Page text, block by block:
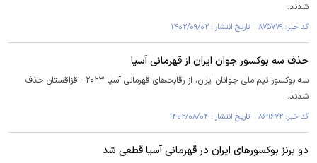
شدند.
کد خبر: ۸۷۵۷۷۹ تاریخ انتشار : ۱۴۰۲/۰۹/۰۲
حذف سه بوکسور جوان ایران از قهرمانی آسیا
سه بوکسور تیم ملی جوانان ایران، از رقابت‌های قهرمانی آسیا ۲۰۲۳ - قزاقستان حذف
شدند.
کد خبر: ۸۶۹۶۷۲ تاریخ انتشار : ۱۴۰۲/۰۸/۰۴
دو برنز بوکسور‌های ایران در قهرمانی آسیا قطعی شد